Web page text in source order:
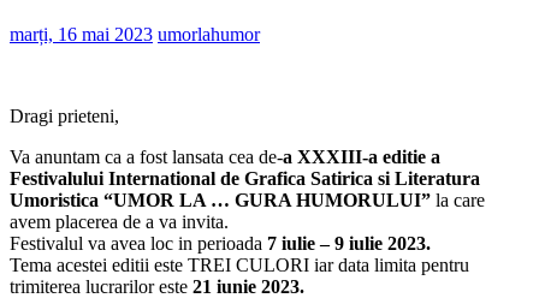
marți, 16 mai 2023 umorlahumor
Dragi prieteni,
Va anuntam ca a fost lansata cea de-a XXXIII-a editie a
Festivalului International de Grafica Satirica si Literatura
Umoristica “UMOR LA … GURA HUMORULUI” la care
avem placerea de a va invita.
Festivalul va avea loc in perioada 7 iulie – 9 iulie 2023.
Tema acestei editii este TREI CULORI iar data limita pentru
trimiterea lucrarilor este 21 iunie 2023.